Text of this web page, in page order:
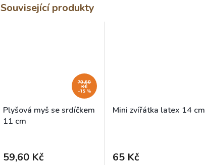
Související produkty
70,60
KČ
–15 %
Plyšová myš se srdíčkem
11 cm
59,60 Kč
Mini zvířátka latex 14 cm
65 Kč